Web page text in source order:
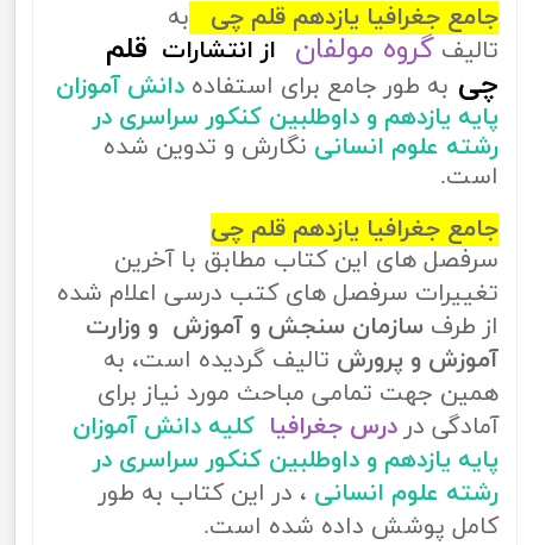
جامع جغرافیا یازدهم قلم چی به
تالیف گروه مولفان از انتشارات قلم
چی به طور جامع برای استفاده دانش آموزان
پایه یازدهم و داوطلبین کنکور سراسری در
رشته علوم انسانی نگارش و تدوین شده
است.
جامع جغرافیا یازدهم قلم چی
سرفصل های این کتاب مطابق با آخرین
تغییرات سرفصل های کتب درسی اعلام شده
از طرف سازمان سنجش و آموزش و وزارت
آموزش و پرورش تالیف گردیده است، به
همین جهت تمامی مباحث مورد نیاز برای
آمادگی در درس جغرافیا کلیه دانش آموزان
پایه یازدهم و داوطلبین کنکور سراسری در
رشته علوم انسانی ، در این کتاب به طور
کامل پوشش داده شده است.